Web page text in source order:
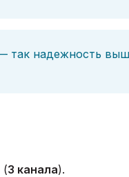
так надежность
(3 канала).